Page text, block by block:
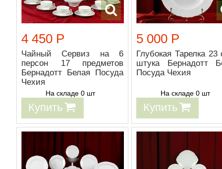
4 450 Р
Чайный Сервиз на 6
персон 17 предметов
Бернадотт Белая Посуда
Чехия
На складе 0 шт
Купить
5 000 Р
Глубокая Тарелка
штука Бернадотт
Посуда Чехия
На складе 0 шт
Купить